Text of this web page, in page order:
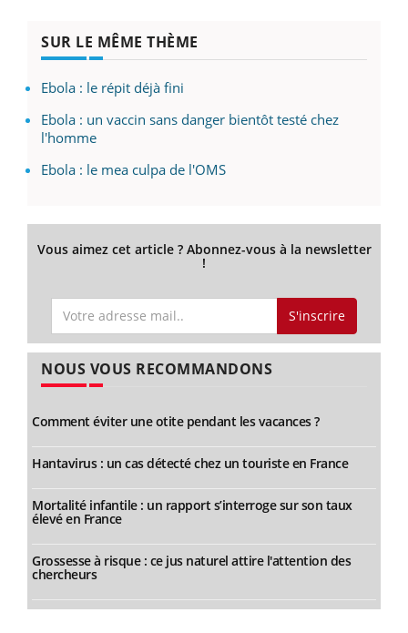
SUR LE MÊME THÈME
Ebola : le répit déjà fini
Ebola : un vaccin sans danger bientôt testé chez
l'homme
Ebola : le mea culpa de l'OMS
Vous aimez cet article ? Abonnez-vous à la newsletter
!
S'inscrire
NOUS VOUS RECOMMANDONS
Comment éviter une otite pendant les vacances ?
Hantavirus : un cas détecté chez un touriste en France
Mortalité infantile : un rapport s’interroge sur son taux
élevé en France
Grossesse à risque : ce jus naturel attire l'attention des
chercheurs